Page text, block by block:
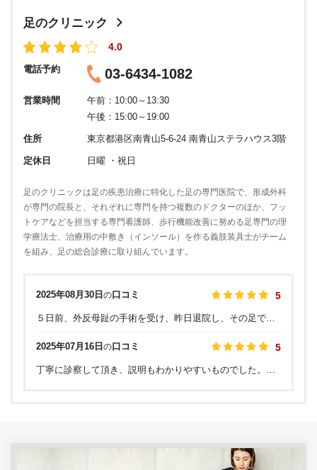
足のクリニック
4.0
電話予約 03-6434-1082
営業時間
午前：10:00～13:30
午後：15:00～19:00
住所 東京都港区南青山5-6-24 南青山ステラハウス3階
定休日 日曜 ・祝日
足のクリニックは足の疾患治療に特化した足の専門医院で、形成外科
が専門の院長と、それぞれに専門を持つ複数のドクターのほか、フッ
トケアなどを担当する専門看護師、歩行機能改善に努める足専門の理
学療法士、治療用の中敷き（インソール）を作る義肢装具士がチーム
を組み、足の総合診療に取り組んでいます。
2025年08月30日 の口コミ 5
2025年07月16日 の口コミ 5